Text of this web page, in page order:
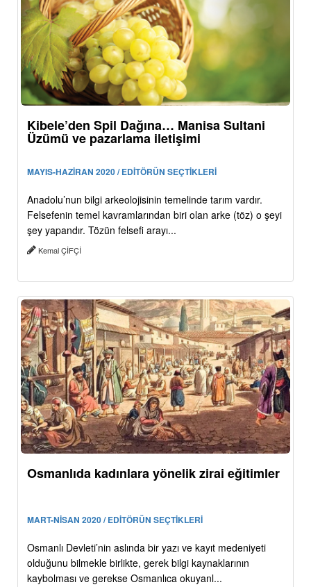
Kibele’den Spil Dağına… Manisa Sultani
Üzümü ve pazarlama iletişimi
MAYIS-HAZİRAN 2020 / EDİTÖRÜN SEÇTİKLERİ
Anadolu’nun bilgi arkeolojisinin temelinde tarım vardır.
Felsefenin temel kavramlarından biri olan arke (töz) o şeyi
şey yapandır. Tözün felsefi arayı...
Kemal ÇİFÇİ
Osmanlıda kadınlara yönelik zirai eğitimler
MART-NİSAN 2020 / EDİTÖRÜN SEÇTİKLERİ
Osmanlı Devleti’nin aslında bir yazı ve kayıt medeniyeti
olduğunu bilmekle birlikte, gerek bilgi kaynaklarının
kaybolması ve gerekse Osmanlıca okuyanl...